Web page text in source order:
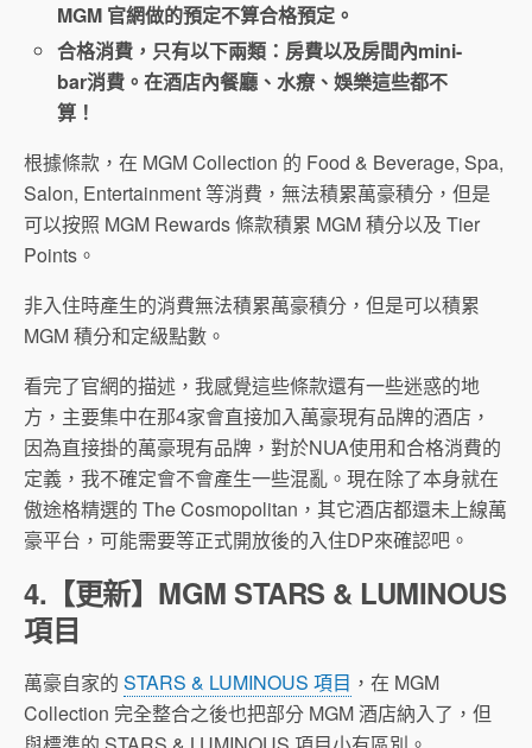
MGM 官網做的預定不算合格預定。
合格消費，只有以下兩類：房費以及房間內mini-
bar消費。在酒店內餐廳、水療、娛樂這些都不
算！
根據條款，在 MGM Collection 的 Food & Beverage, Spa,
Salon, Entertainment 等消費，無法積累萬豪積分，但是
可以按照 MGM Rewards 條款積累 MGM 積分以及 Tier
Points。
非入住時產生的消費無法積累萬豪積分，但是可以積累
MGM 積分和定級點數。
看完了官網的描述，我感覺這些條款還有一些迷惑的地
方，主要集中在那4家會直接加入萬豪現有品牌的酒店，
因為直接掛的萬豪現有品牌，對於NUA使用和合格消費的
定義，我不確定會不會產生一些混亂。現在除了本身就在
傲途格精選的 The Cosmopolitan，其它酒店都還未上線萬
豪平台，可能需要等正式開放後的入住DP來確認吧。
4.【更新】MGM STARS & LUMINOUS
項目
萬豪自家的 STARS & LUMINOUS 項目 ，在 MGM
Collection 完全整合之後也把部分 MGM 酒店納入了，但